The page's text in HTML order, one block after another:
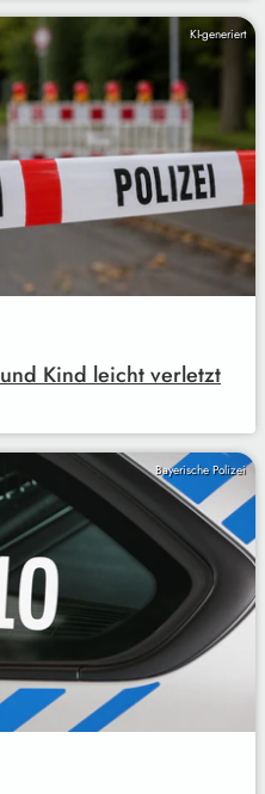
KI-generiert
Kind leicht verletzt
Bayerische Polizei